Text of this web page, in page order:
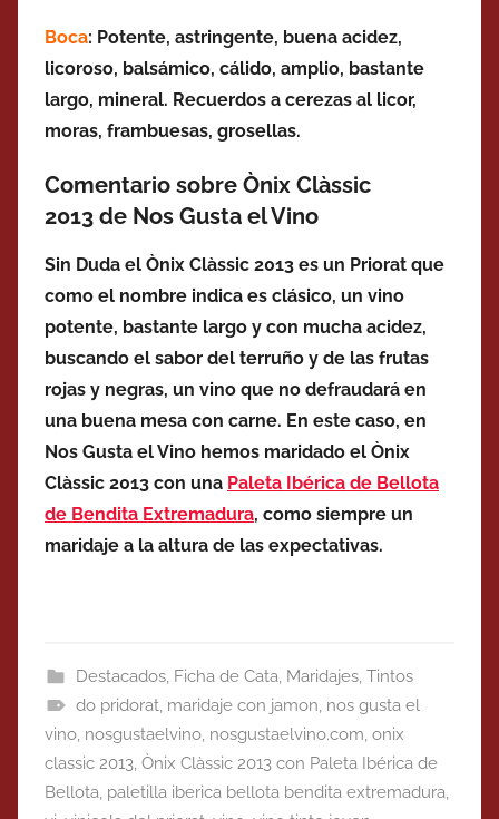
Boca: Potente, astringente, buena acidez,
licoroso, balsámico, cálido, amplio, bastante
largo, mineral. Recuerdos a cerezas al licor,
moras, frambuesas, grosellas.
Comentario sobre Ònix Clàssic
2013 de Nos Gusta el Vino
Sin Duda el Ònix Clàssic 2013 es un Priorat que
como el nombre indica es clásico, un vino
potente, bastante largo y con mucha acidez,
buscando el sabor del terruño y de las frutas
rojas y negras, un vino que no defraudará en
una buena mesa con carne. En este caso, en
Nos Gusta el Vino hemos maridado el Ònix
Clàssic 2013 con una Paleta Ibérica de Bellota
de Bendita Extremadura, como siempre un
maridaje a la altura de las expectativas.
Destacados, Ficha de Cata, Maridajes, Tintos
do pridorat, maridaje con jamon, nos gusta el
vino, nosgustaelvino, nosgustaelvino.com, onix
classic 2013, Ònix Clàssic 2013 con Paleta Ibérica de
Bellota, paletilla iberica bellota bendita extremadura,